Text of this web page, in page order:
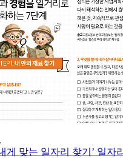
게 맞는 일자리 찾기’ 일자